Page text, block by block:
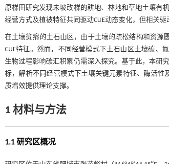
原梯田研究发现未坡改梯的耕地、林地和草地土壤有
经营方式及植被特征共同驱动CUE动态变化，但相关
在土壤贫瘠的土石山区，由于土壤的疏松结构和资源
CUE特征。然而，不同经营模式下土石山区土壤碳、
生物过程影响碳汇积累仍需深入探究。基于此，本研
标，解析不同经营模式下土壤关键元素特征、酶活性
质增效提供理论支撑。
1 材料与方法
1.1 研究区概况